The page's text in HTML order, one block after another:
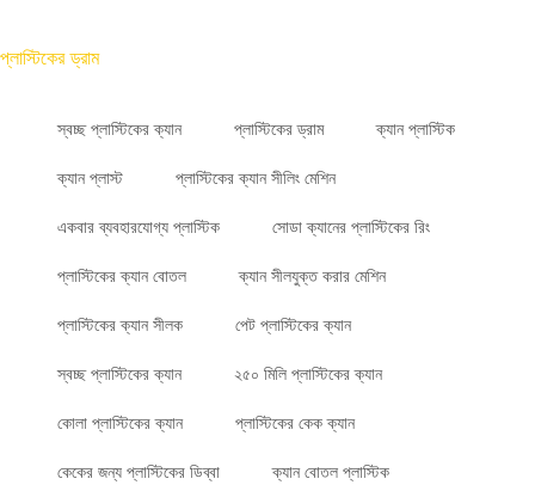
প্লাস্টিকের ড্রাম
স্বচ্ছ প্লাস্টিকের ক্যান প্লাস্টিকের ড্রাম ক্যান প্লাস্টিক
ক্যান প্লাস্ট প্লাস্টিকের ক্যান সীলিং মেশিন
একবার ব্যবহারযোগ্য প্লাস্টিক সোডা ক্যানের প্লাস্টিকের রিং
প্লাস্টিকের ক্যান বোতল ক্যান সীলযুক্ত করার মেশিন
প্লাস্টিকের ক্যান সীলক পেট প্লাস্টিকের ক্যান
স্বচ্ছ প্লাস্টিকের ক্যান ২৫০ মিলি প্লাস্টিকের ক্যান
কোলা প্লাস্টিকের ক্যান প্লাস্টিকের কেক ক্যান
কেকের জন্য প্লাস্টিকের ডিব্বা ক্যান বোতল প্লাস্টিক